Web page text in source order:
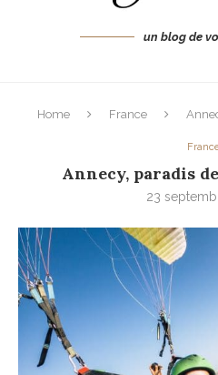
un blog de
Home France
Annecy, paradis
23